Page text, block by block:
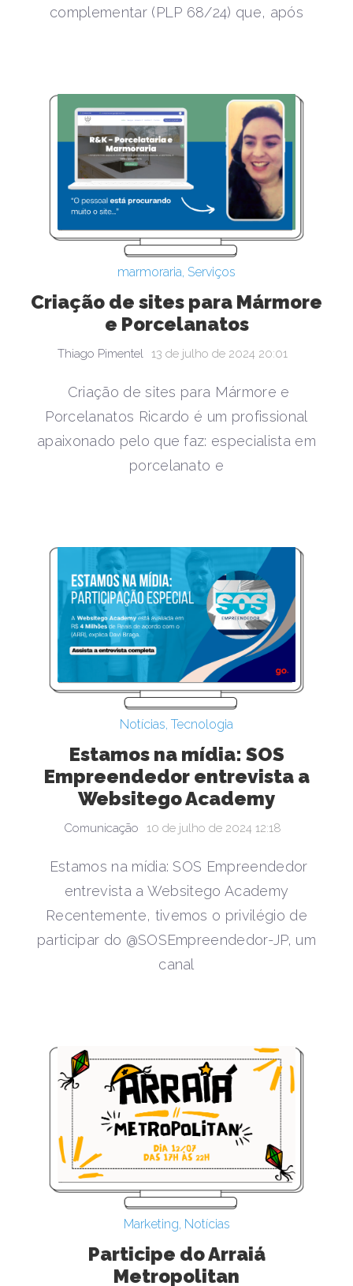
complementar (PLP 68/24) que, após
marmoraria, Serviços
Criação de sites para Mármore
e Porcelanatos
Thiago Pimentel 13 de julho de 2024 20:01
Criação de sites para Mármore e
Porcelanatos Ricardo é um profissional
apaixonado pelo que faz: especialista em
porcelanato e
Notícias, Tecnologia
Estamos na mídia: SOS
Empreendedor entrevista a
Websitego Academy
Comunicação 10 de julho de 2024 12:18
Estamos na mídia: SOS Empreendedor
entrevista a Websitego Academy
Recentemente, tivemos o privilégio de
participar do @SOSEmpreendedor-JP, um
canal
Marketing, Notícias
Participe do Arraiá
Metropolitan